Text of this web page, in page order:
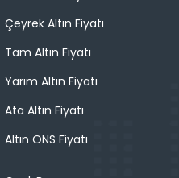
Çeyrek Altın Fiyatı
Tam Altın Fiyatı
Yarım Altın Fiyatı
Ata Altın Fiyatı
Altın ONS Fiyatı